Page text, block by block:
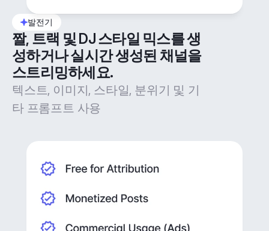
발전기
짤, 트랙 및 DJ 스타일 믹스를 생
성하거나 실시간 생성된 채널을
스트리밍하세요.
텍스트, 이미지, 스타일, 분위기 및 기
타 프롬프트 사용